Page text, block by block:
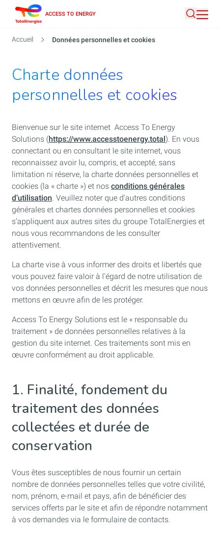
contenu
ACCESS TO ENERGY
Fil
Accueil Données personnelles et cookies
Charte données
personnelles et cookies
Bienvenue sur le site internet Access To Energy
Solutions (https://www.accesstoenergy.total). En vous
connectant ou en consultant le site internet, vous
reconnaissez avoir lu, compris, et accepté, sans
limitation ni réserve, la charte données personnelles et
cookies (la « charte ») et nos conditions générales
d’utilisation. Veuillez noter que d'autres conditions
générales et chartes données personnelles et cookies
s’appliquent aux autres sites du groupe TotalEnergies et
nous vous recommandons de les consulter
attentivement.
La charte vise à vous informer des droits et libertés que
vous pouvez faire valoir à l'égard de notre utilisation de
vos données personnelles et décrit les mesures que nous
mettons en œuvre afin de les protéger.
Access To Energy Solutions est le « responsable du
traitement » de données personnelles relatives à la
gestion du site internet. Ces traitements sont mis en
œuvre conformément au droit applicable.
1. Finalité, fondement du
traitement des données
collectées et durée de
conservation
Vous êtes susceptibles de nous fournir un certain
nombre de données personnelles telles que votre civilité,
nom, prénom, e-mail et pays, afin de bénéficier des
services offerts par le site et afin de répondre notamment
à vos demandes via le formulaire de contacts.